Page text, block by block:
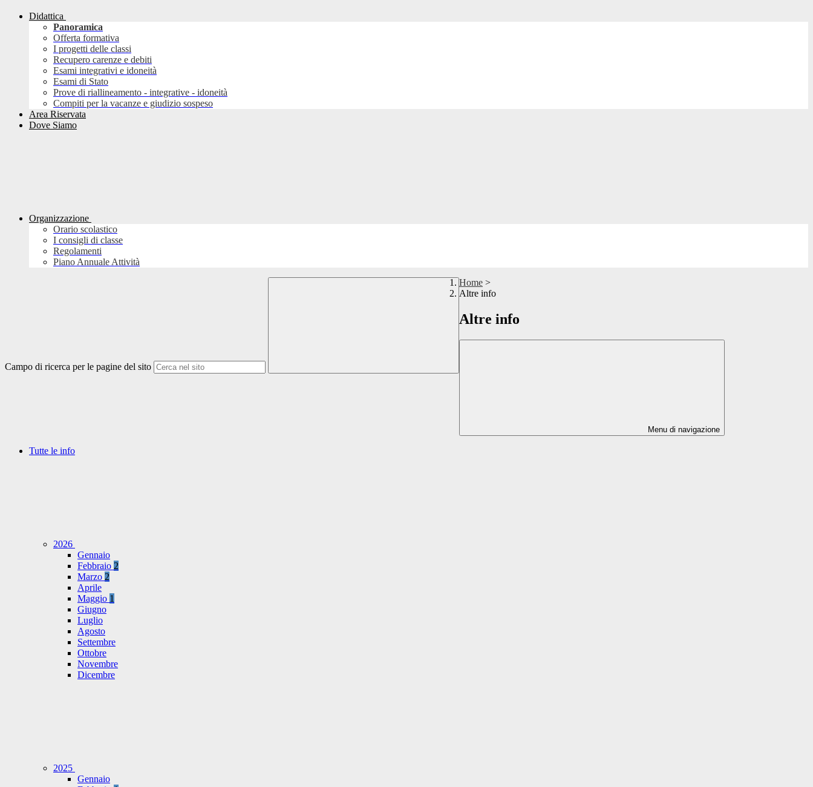
Didattica
Panoramica
Offerta formativa
I progetti delle classi
Recupero carenze e debiti
Esami integrativi e idoneità
Esami di Stato
Prove di riallineamento - integrative - idoneità
Compiti per la vacanze e giudizio sospeso
Area Riservata
Dove Siamo
Organizzazione
Orario scolastico
I consigli di classe
Regolamenti
Piano Annuale Attività
Campo di ricerca per le pagine del sito
Home >
Altre info
Altre info
Menu di navigazione
Tutte le info
2026
Gennaio
Febbraio 2
Marzo 2
Aprile
Maggio 1
Giugno
Luglio
Agosto
Settembre
Ottobre
Novembre
Dicembre
2025
Gennaio